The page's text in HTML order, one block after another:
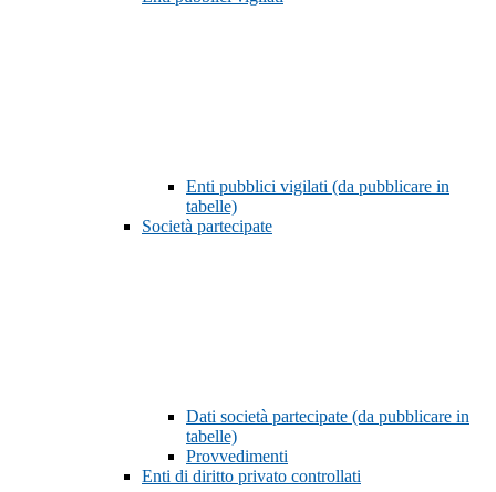
Enti pubblici vigilati (da pubblicare in
tabelle)
Società partecipate
Dati società partecipate (da pubblicare in
tabelle)
Provvedimenti
Enti di diritto privato controllati